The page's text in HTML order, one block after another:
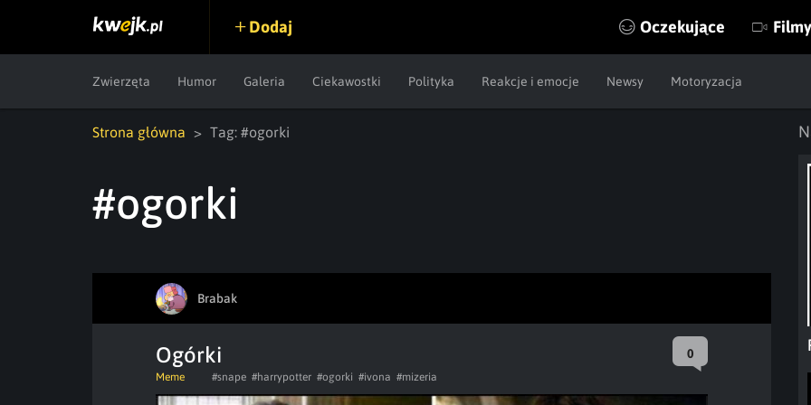
Dodaj Oczekujące Filmy
Zwierzęta Humor Galeria Ciekawostki Polityka Reakcje i emocje Newsy Motoryzacja
Strona główna Tag: #ogorki
#ogorki
Brabak
Ogórki 0
Meme #snape #harrypotter #ogorki #ivona #mizeria